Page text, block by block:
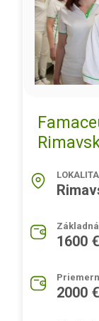
LOKALITA
1600 €
2000 €